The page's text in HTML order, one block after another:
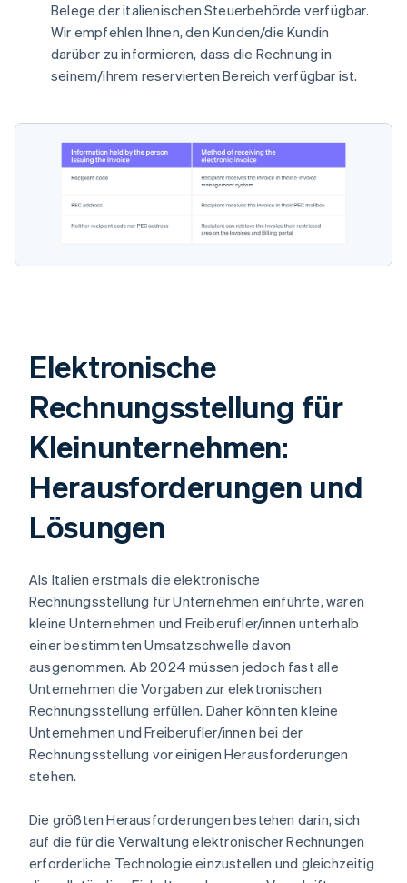
Belege der italienischen Steuerbehörde verfügbar.
Wir empfehlen Ihnen, den Kunden/die Kundin
darüber zu informieren, dass die Rechnung in
seinem/ihrem reservierten Bereich verfügbar ist.
Elektronische
Rechnungsstellung für
Kleinunternehmen:
Herausforderungen und
Lösungen
Als Italien erstmals die elektronische
Rechnungsstellung für Unternehmen einführte, waren
kleine Unternehmen und Freiberufler/innen unterhalb
einer bestimmten Umsatzschwelle davon
ausgenommen. Ab 2024 müssen jedoch fast alle
Unternehmen die Vorgaben zur elektronischen
Rechnungsstellung erfüllen. Daher könnten kleine
Unternehmen und Freiberufler/innen bei der
Rechnungsstellung vor einigen Herausforderungen
stehen.
Die größten Herausforderungen bestehen darin, sich
auf die für die Verwaltung elektronischer Rechnungen
erforderliche Technologie einzustellen und gleichzeitig